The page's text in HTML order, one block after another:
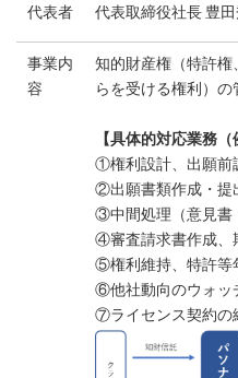
代表者 代表取締役社長 豊
事業内
容
知的財産権（特許
らを受ける権利）
【具体的対応業務（
①権利設計、出願
②出願書類作成・提
③中間処理（意見書
④審査請求書作成、
⑤権利維持、特許等
⑥他社動向のウォッ
⑦ライセンス契約の